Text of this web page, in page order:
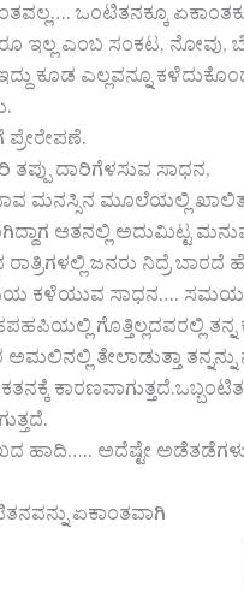
ಒಂಟಿತನಕ್ಕೂ
ಇಲ್ಲ ಎಂಬ ಸಂಕಟ, ನೋವು,
ಕೂಡ ಎಲ್ಲವನ್ನೂ
ದಾರಿಗೆಳಸುವ ಸಾಧನ,
ಮನಸ್ಸಿನ ಮೂಲೆಯಲ್ಲಿ
ಆತನಲ್ಲಿ ಅದುಮಿಟ್ಟ
ಜನರು ನಿದ್ರೆ ಬಾರದೆ
ಕಳೆಯುವ ಸಾಧನ…. ಸಮಯ
ಗೊತ್ತಿಲ್ಲದವರಲ್ಲಿ ತನ್ನ
ತೇಲಾಡುತ್ತಾ
ಹಾದಿ….. ಅದೆಷ್ಟೇ
ಏಕಾಂತವಾಗಿ